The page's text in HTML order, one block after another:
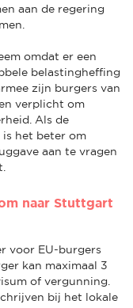
aan de regering
omdat er een
belastingheffing
zijn burgers van
verplicht om
Als de
het beter om
aan te vragen
naar Stuttgart
voor EU-burgers
kan maximaal 3
of vergunning.
bij het lokale